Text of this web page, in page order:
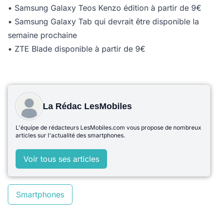
• Samsung Galaxy Teos Kenzo édition à partir de 9€
• Samsung Galaxy Tab qui devrait être disponible la
semaine prochaine
• ZTE Blade disponible à partir de 9€
La Rédac LesMobiles
L'équipe de rédacteurs LesMobiles.com vous propose de nombreux
articles sur l'actualité des smartphones.
Voir tous ses articles
Smartphones